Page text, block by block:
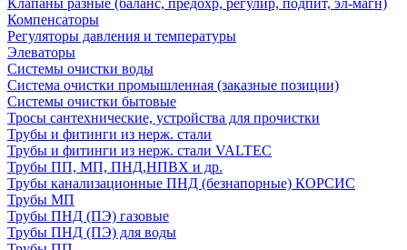
Клапаны разные (баланс, предохр, регулир, подпит, эл-магн)
Компенсаторы
Регуляторы давления и температуры
Элеваторы
Системы очистки воды
Система очистки промышленная (заказные позиции)
Системы очистки бытовые
Тросы сантехнические, устройства для прочистки
Трубы и фитинги из нерж. стали
Трубы и фитинги из нерж. стали VALTEC
Трубы ПП, МП, ПНД,НПВХ и др.
Трубы канализационные ПНД (безнапорные) КОРСИС
Трубы МП
Трубы ПНД (ПЭ) газовые
Трубы ПНД (ПЭ) для воды